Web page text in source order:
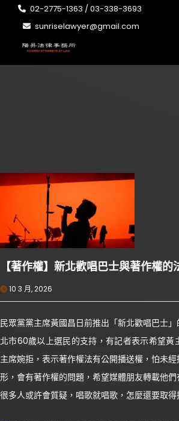
02-2775-1363 / 03-338-3693
sunriselawyer@gmail.com
【著作權】新北歡唱巴士與著作權的
10 3 月, 2026
民眾黨黨主席黃國昌日前推出「新北歡唱巴士
北市60歲以上選民的支持，有記者表示希望黃
主席婉拒，表示著作權法有公開播送權，怕未
形，會有著作權的問題，希望媒體朋友轉載他們
很多人或許會質疑，唱歌就唱歌，怎麼還要取得